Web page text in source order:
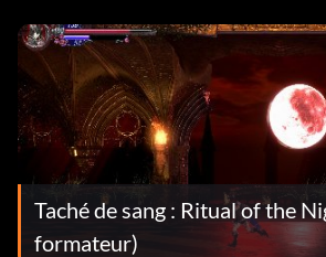
Taché de sang : Ritual of the
formateur)